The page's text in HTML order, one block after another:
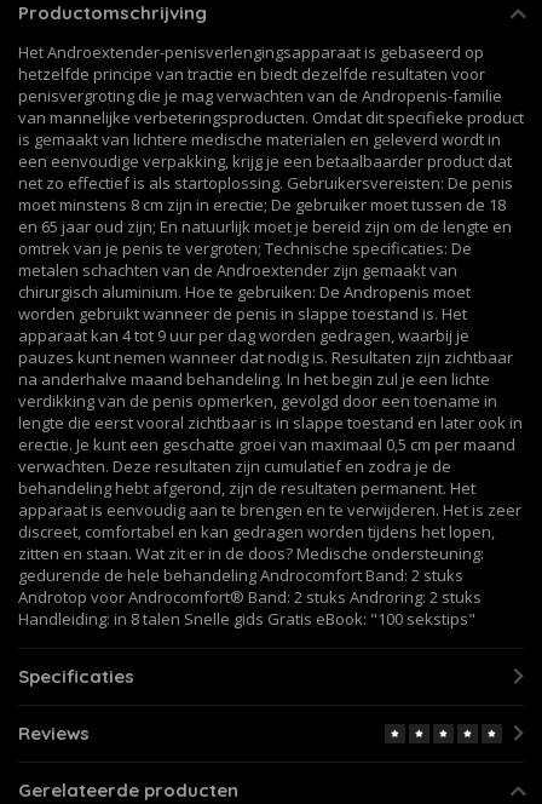
Productomschrijving
Het Androextender-penisverlengingsapparaat is gebaseerd op
hetzelfde principe van tractie en biedt dezelfde resultaten voor
penisvergroting die je mag verwachten van de Andropenis-familie
van mannelijke verbeteringsproducten. Omdat dit specifieke product
is gemaakt van lichtere medische materialen en geleverd wordt in
een eenvoudige verpakking, krijg je een betaalbaarder product dat
net zo effectief is als startoplossing. Gebruikersvereisten: De penis
moet minstens 8 cm zijn in erectie; De gebruiker moet tussen de 18
en 65 jaar oud zijn; En natuurlijk moet je bereid zijn om de lengte en
omtrek van je penis te vergroten; Technische specificaties: De
metalen schachten van de Androextender zijn gemaakt van
chirurgisch aluminium. Hoe te gebruiken: De Andropenis moet
worden gebruikt wanneer de penis in slappe toestand is. Het
apparaat kan 4 tot 9 uur per dag worden gedragen, waarbij je
pauzes kunt nemen wanneer dat nodig is. Resultaten zijn zichtbaar
na anderhalve maand behandeling. In het begin zul je een lichte
verdikking van de penis opmerken, gevolgd door een toename in
lengte die eerst vooral zichtbaar is in slappe toestand en later ook in
erectie. Je kunt een geschatte groei van maximaal 0,5 cm per maand
verwachten. Deze resultaten zijn cumulatief en zodra je de
behandeling hebt afgerond, zijn de resultaten permanent. Het
apparaat is eenvoudig aan te brengen en te verwijderen. Het is zeer
discreet, comfortabel en kan gedragen worden tijdens het lopen,
zitten en staan. Wat zit er in de doos? Medische ondersteuning:
gedurende de hele behandeling Androcomfort Band: 2 stuks
Androtop voor Androcomfort® Band: 2 stuks Androring: 2 stuks
Handleiding: in 8 talen Snelle gids Gratis eBook: "100 sekstips"
Specificaties
Reviews
Gerelateerde producten